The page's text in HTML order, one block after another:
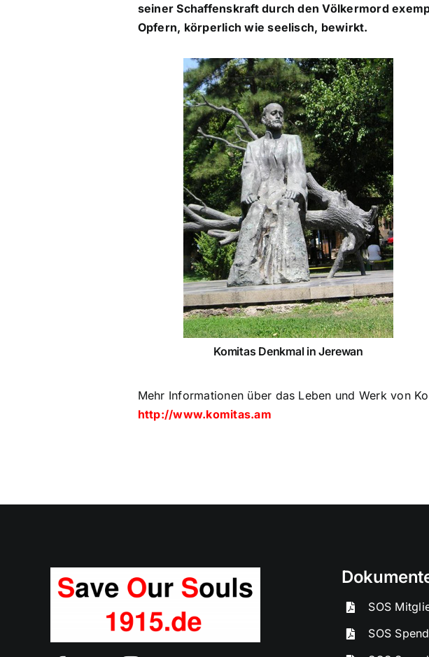
seiner Schaffenskraft durch den Völkermord
Opfern, körperlich wie seelisch, bewirkt.
Komitas Denkmal in Jerewan
Mehr Informationen über das Leben und Werk von
http://www.komitas.am
SOS
SOS